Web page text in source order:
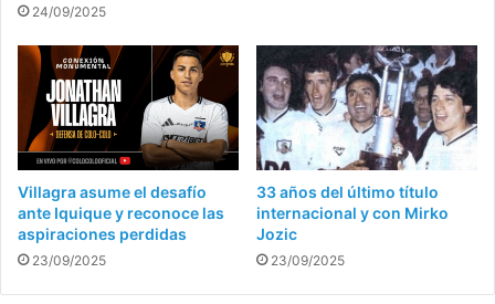
24/09/2025
Villagra asume el desafío
ante Iquique y reconoce las
aspiraciones perdidas
23/09/2025
33 años del último título
internacional y con Mirko
Jozic
23/09/2025